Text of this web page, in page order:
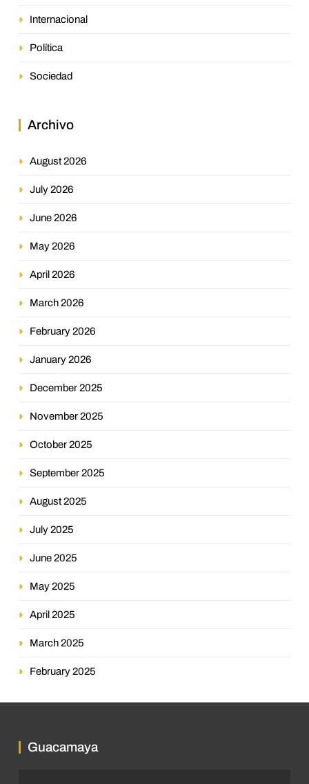
Internacional
Política
Sociedad
Archivo
August 2026
July 2026
June 2026
May 2026
April 2026
March 2026
February 2026
January 2026
December 2025
November 2025
October 2025
September 2025
August 2025
July 2025
June 2025
May 2025
April 2025
March 2025
February 2025
Guacamaya